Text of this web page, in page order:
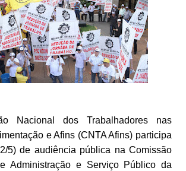
Nacional dos Trabalhadores nas
e Afins (CNTA Afins) participa
5) de audiência pública na Comissão
Administração e Serviço Público da